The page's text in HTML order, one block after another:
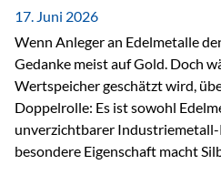
Anlageentscheidungen zu
analysieren Unternehmen,…
17. Juni 2026
Wenn Anleger an Edelmetalle
Gedanke meist auf Gold. Doch
Wertspeicher geschätzt wird,
Doppelrolle: Es ist sowohl
unverzichtbarer Industriemetall-
besondere Eigenschaft macht